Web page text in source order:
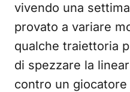
vivendo una
provato a variare
qualche traiettoria
di spezzare la
contro un